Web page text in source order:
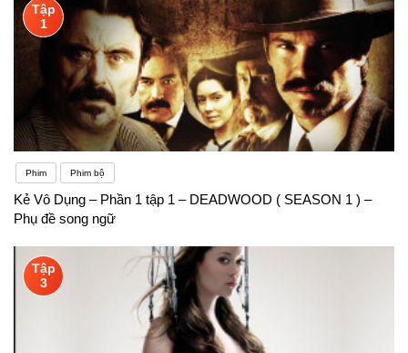
Tập
1
Phim Phim bộ
Kẻ Vô Dụng – Phần 1 tập 1 – DEADWOOD ( SEASON 1 ) –
Phụ đề song ngữ
Tập
3